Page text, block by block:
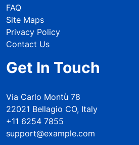
FAQ
Site Maps
Privacy Policy
Contact Us
Get In Touch
Via Carlo Montù 78
22021 Bellagio CO, Italy
+11 6254 7855
support@example.com